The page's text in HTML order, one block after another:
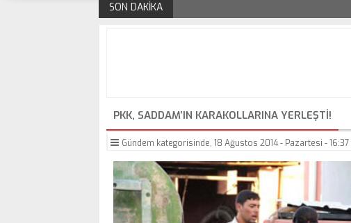
SON DAKİKA
PKK, SADDAM’IN KARAKOLLARINA YERLEŞTI!
Gündem kategorisinde, 18 Ağustos 2014 - Pazartesi - 16:37